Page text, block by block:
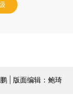
| 版面编辑：鲍琦